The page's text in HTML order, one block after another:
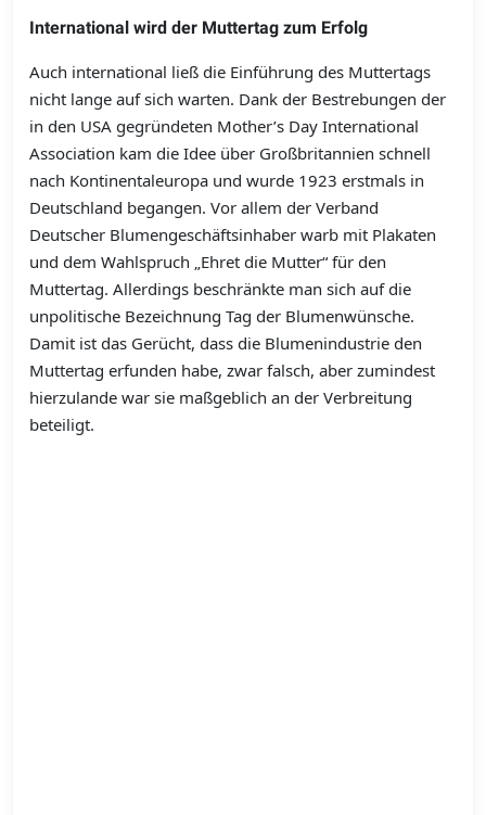
International wird der Muttertag zum Erfolg
Auch international ließ die Einführung des Muttertags
nicht lange auf sich warten. Dank der Bestrebungen der
in den USA gegründeten Mother’s Day International
Association kam die Idee über Großbritannien schnell
nach Kontinentaleuropa und wurde 1923 erstmals in
Deutschland begangen. Vor allem der Verband
Deutscher Blumengeschäftsinhaber warb mit Plakaten
und dem Wahlspruch „Ehret die Mutter“ für den
Muttertag. Allerdings beschränkte man sich auf die
unpolitische Bezeichnung Tag der Blumenwünsche.
Damit ist das Gerücht, dass die Blumenindustrie den
Muttertag erfunden habe, zwar falsch, aber zumindest
hierzulande war sie maßgeblich an der Verbreitung
beteiligt.